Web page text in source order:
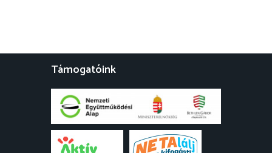
Támogatóink